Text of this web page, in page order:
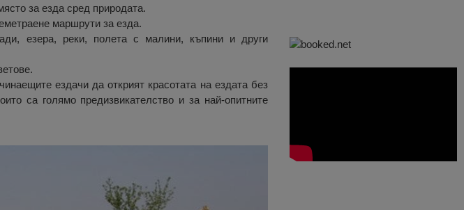
за езда сред природата.
маршрути за езда.
езера, реки, полета с малини, къпини и други
ездачи да открият красотата на ездата без
са голямо предизвикателство и за най-опитните